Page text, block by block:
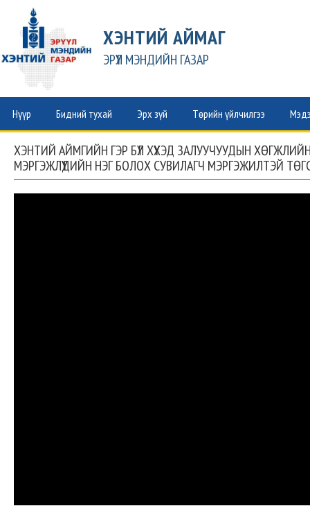
ХЭНТИЙ АЙМАГ
ЭРҮҮЛ МЭНДИЙН ГАЗАР
Нүүр Бидний тухай Эрх зүй Төрийн үйлчилгээ
ХЭНТИЙ АЙМГИЙН ГЭР БҮЛ ХҮҮХЭД ЗАЛУУЧУУДЫН
МЭРГЭЖЛҮҮДИЙН НЭГ БОЛОХ СУВИЛАГЧ МЭРГЭЖИЛТЭЙ